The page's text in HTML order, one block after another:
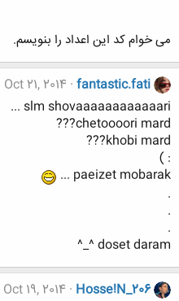
می خوام کد این اعداد را بنویسم.
fantastic.fati
Oct 21, 2014
slm shovaaaaaaaaaaaari ...
chetoooori mard???
khobi mard???
: )
paeizet mobarak ...
.
.
.
doset daram ^_^
Hosse!N_206
Oct 19, 2014